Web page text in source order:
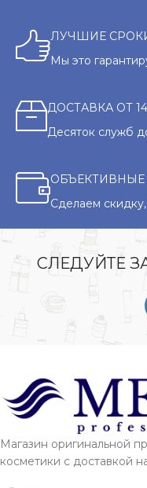
ЛУЧШИЕ
Мы это
ДОСТАВКА ОТ
Десяток служб
Сделаем
СЛЕДУЙТЕ
Магазин оригинальной
косметики с доставкой